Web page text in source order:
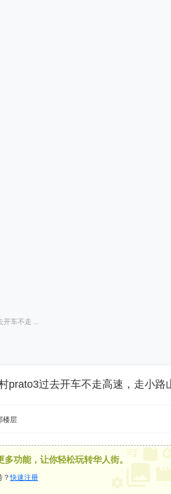
开车不走 ...
prato3过去开车不走高速，走小路
楼层
功能，让你轻松玩转华人街。
？快速注册